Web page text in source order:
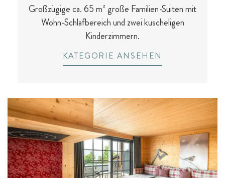
Großzügige ca. 65 m² große Familien-Suiten mit
Wohn-Schlafbereich und zwei kuscheligen
Kinderzimmern.
KATEGORIE ANSEHEN